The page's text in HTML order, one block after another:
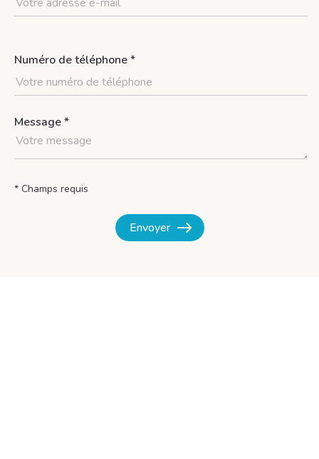
Numéro de téléphone *
Message *
* Champs requis
Envoyer